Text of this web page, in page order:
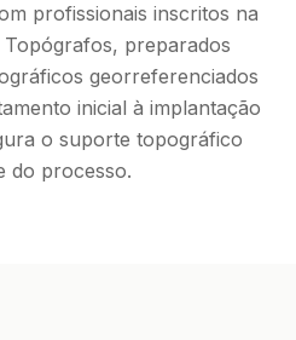
profissionais inscritos na
preparados
georreferenciados
inicial à implantação
o suporte topográfico
do processo.